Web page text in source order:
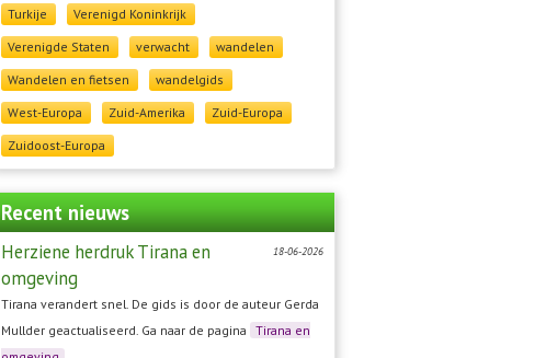
Turkije
Verenigd Koninkrijk
Verenigde Staten
verwacht
wandelen
Wandelen en fietsen
wandelgids
West-Europa
Zuid-Amerika
Zuid-Europa
Zuidoost-Europa
Recent nieuws
18-06-2026
Herziene herdruk Tirana en
omgeving
Tirana verandert snel. De gids is door de auteur Gerda
Mullder geactualiseerd. Ga naar de pagina Tirana en